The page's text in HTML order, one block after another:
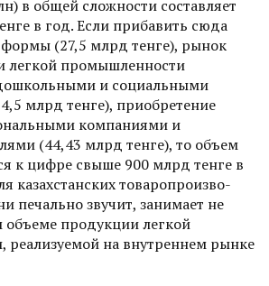
в общей сложности сос­тавляет
в год. Если прибавить сюда
(27,5 млрд тенге), рынок
легкой промышленности
и социальными
млрд тенге), приобретение
компаниями и
(44,43 млрд тенге), то объем
к цифре свыше 900 млрд тенге в
казахстанских товаропроизво­
печально звучит, занимает не
объеме продукции легкой
на внутреннем рынке